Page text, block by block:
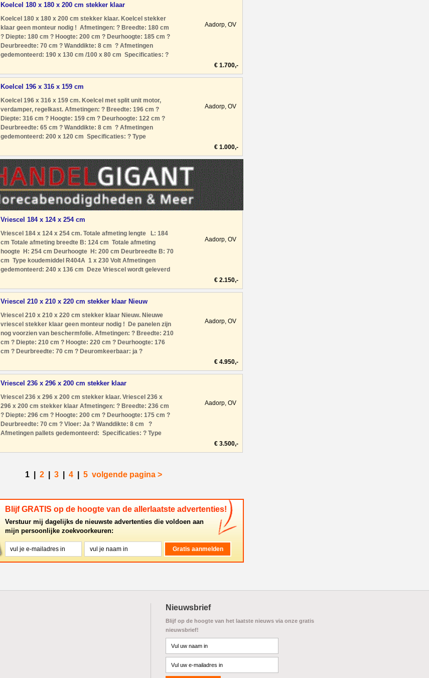
Koelcel 180 x 180 x 200 cm stekker klaar
Koelcel 180 x 180 x 200 cm stekker klaar. Koelcel stekker
klaar geen monteur nodig ! Afmetingen: ? Breedte: 180 cm
? Diepte: 180 cm ? Hoogte: 200 cm ? Deurhoogte: 185 cm ?
Deurbreedte: 70 cm ? Wanddikte: 8 cm ? Afmetingen
gedemonteerd: 190 x 130 cm /100 x 80 cm Specificaties: ?
motor: Stekkerk
Aadorp, OV
€ 1.700,-
Koelcel 196 x 316 x 159 cm
Koelcel 196 x 316 x 159 cm. Koelcel met split unit motor,
verdamper, regelkast. Afmetingen: ? Breedte: 196 cm ?
Diepte: 316 cm ? Hoogte: 159 cm ? Deurhoogte: 122 cm ?
Deurbreedte: 65 cm ? Wanddikte: 8 cm ? Afmetingen
gedemonteerd: 200 x 120 cm Specificaties: ? Type
unit met motor verdam
Aadorp, OV
€ 1.000,-
Vriescel 184 x 124 x 254 cm
Vriescel 184 x 124 x 254 cm. Totale afmeting lengte L: 184
cm Totale afmeting breedte B: 124 cm Totale afmeting
hoogte H: 254 cm Deurhoogte H: 200 cm Deurbreedte B: 70
cm Type koudemiddel R404A 1 x 230 Volt Afmetingen
gedemonteerd: 240 x 136 cm Deze Vriescel wordt geleverd
al profess
Aadorp, OV
€ 2.150,-
Vriescel 210 x 210 x 220 cm stekker klaar Nieuw
Vriescel 210 x 210 x 220 cm stekker klaar Nieuw. Nieuwe
vriescel stekker klaar geen monteur nodig ! De panelen zijn
nog voorzien van beschermfolie. Afmetingen: ? Breedte: 210
cm ? Diepte: 210 cm ? Hoogte: 220 cm ? Deurhoogte: 176
cm ? Deurbreedte: 70 cm ? Deuromkeerbaar: ja ?
gedemonteerd: 210 x
Aadorp, OV
€ 4.950,-
Vriescel 236 x 296 x 200 cm stekker klaar
Vriescel 236 x 296 x 200 cm stekker klaar. Vriescel 236 x
296 x 200 cm stekker klaar Afmetingen: ? Breedte: 236 cm
? Diepte: 296 cm ? Hoogte: 200 cm ? Deurhoogte: 175 cm ?
Deurbreedte: 70 cm ? Vloer: Ja ? Wanddikte: 8 cm ?
Afmetingen pallets gedemonteerd: Specificaties: ? Type
motor: Stekkerklaar
Aadorp, OV
€ 3.500,-
1 2 3 4 5 volgende pagina >
Blijf GRATIS op de hoogte van de allerlaatste advertenties!
Verstuur mij dagelijks de nieuwste advertenties die voldoen aan
mijn persoonlijke zoekvoorkeuren:
Nieuwsbrief
Blijf op de hoogte van het laatste nieuws via onze gratis
nieuwsbrief!